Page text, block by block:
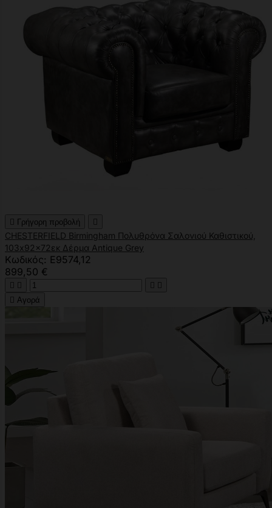
 Γρήγορη προβολή 
CHESTERFIELD Birmingham Πολυθρόνα Σαλονιού Καθιστικού,
103x92x72εκ Δέρμα Antique Grey
Κωδικός: Ε9574,12
899,50 €
   
 Αγορά